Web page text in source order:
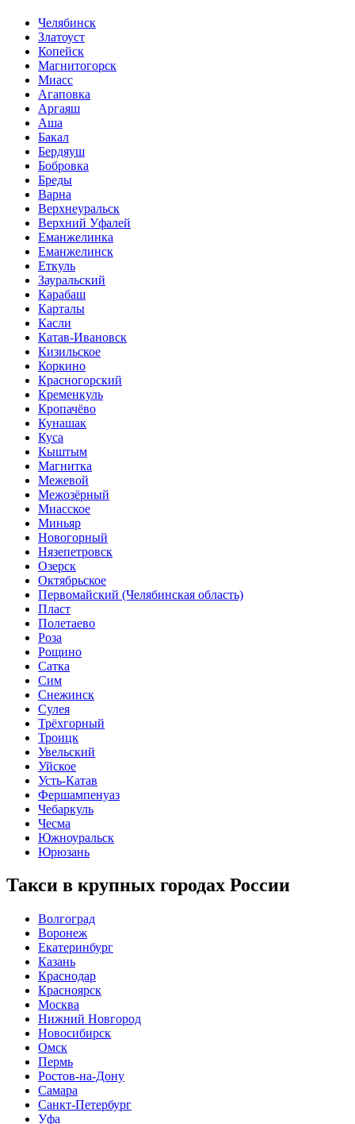
Челябинск
Златоуст
Копейск
Магнитогорск
Миасс
Агаповка
Аргаяш
Аша
Бакал
Бердяуш
Бобровка
Бреды
Варна
Верхнеуральск
Верхний Уфалей
Еманжелинка
Еманжелинск
Еткуль
Зауральский
Карабаш
Карталы
Касли
Катав-Ивановск
Кизильское
Коркино
Красногорский
Кременкуль
Кропачёво
Кунашак
Куса
Кыштым
Магнитка
Межевой
Межозёрный
Миасское
Миньяр
Новогорный
Нязепетровск
Озерск
Октябрьское
Первомайский (Челябинская область)
Пласт
Полетаево
Роза
Рощино
Сатка
Сим
Снежинск
Сулея
Трёхгорный
Троицк
Увельский
Уйское
Усть-Катав
Фершампенуаз
Чебаркуль
Чесма
Южноуральск
Юрюзань
Такси в крупных городах России
Волгоград
Воронеж
Екатеринбург
Казань
Краснодар
Красноярск
Москва
Нижний Новгород
Новосибирск
Омск
Пермь
Ростов-на-Дону
Самара
Санкт-Петербург
Уфа